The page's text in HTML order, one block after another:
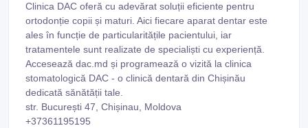
Clinica DAC oferă cu adevărat soluții eficiente pentru
ortodonție copii și maturi. Aici fiecare aparat dentar este
ales în funcție de particularitățile pacientului, iar
tratamentele sunt realizate de specialiști cu experiență.
Accesează dac.md și programează o vizită la clinica
stomatologică DAC - o clinică dentară din Chișinău
dedicată sănătății tale.
str. București 47, Chișinau, Moldova
+37361195195